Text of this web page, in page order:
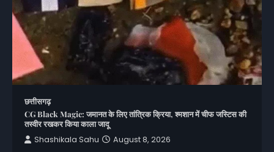
छत्तीसगढ़
CG Black Magic: जमानत के लिए तांत्रिक क्रिया, श्मशान में चीफ जस्टिस की
तस्वीर रखकर किया काला जादू
Shashikala Sahu
August 8, 2026